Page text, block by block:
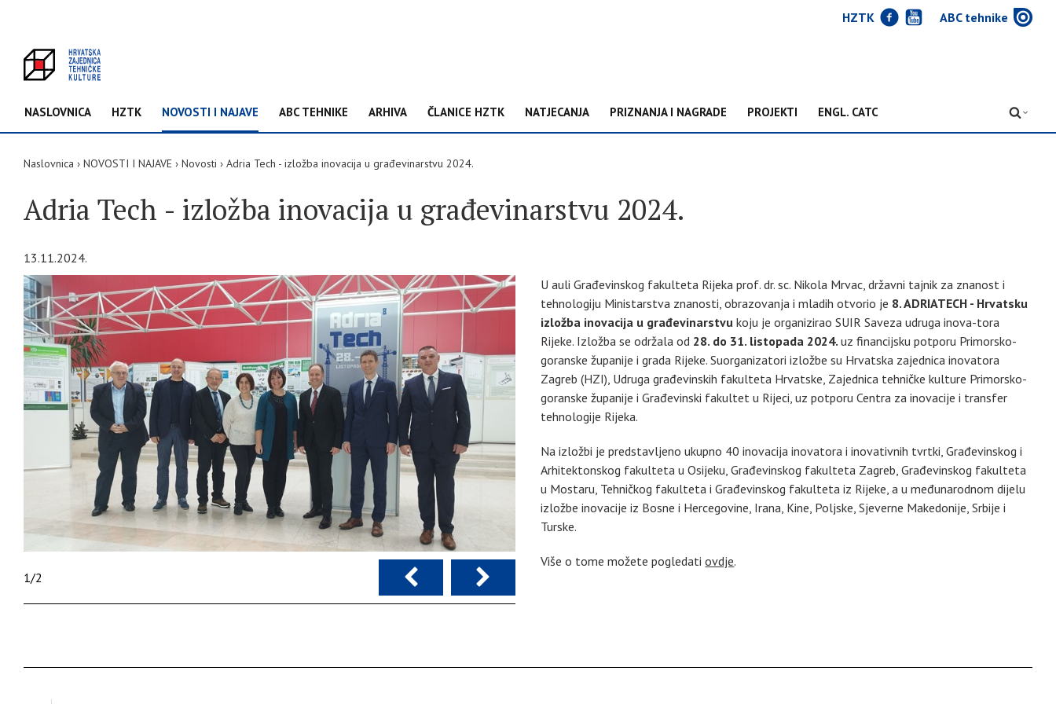
HZTK J Y ABC tehnike w
NASLOVNICA HZTK NOVOSTI I NAJAVE ABC TEHNIKE ARHIVA ČLANICE HZTK NATJECANJA PRIZNANJA I NAGRADE PROJEKTI ENGL. CATC D
Naslovnica NOVOSTI I NAJAVE Novosti Adria Tech - izložba inovacija u građevinarstvu 2024.
Adria Tech - izložba inovacija u građevinarstvu 2024.
13.11.2024.
1/2
U auli Građevinskog fakulteta Rijeka prof. dr. sc. Nikola Mrvac, državni tajnik za znanost i
tehnologiju Ministarstva znanosti, obrazovanja i mladih otvorio je 8. ADRIATECH - Hrvatsku
izložba inovacija u građevinarstvukoju je organizirao SUIR Saveza udruga inova-tora
Rijeke. Izložba se održala od 28. do 31. listopada 2024.uz financijsku potporu Primorsko-
goranske županije i grada Rijeke. Suorganizatori izložbe su Hrvatska zajednica inovatora
Zagreb (HZI), Udruga građevinskih fakulteta Hrvatske, Zajednica tehničke kulture Primorsko-
goranske županije i Građevinski fakultet u Rijeci, uz potporu Centra za inovacije i transfer
tehnologije Rijeka.
Na izložbi je predstavljeno ukupno 40 inovacija inovatora i inovativnih tvrtki, Građevinskog i
Arhitektonskog fakulteta u Osijeku, Građevinskog fakulteta Zagreb, Građevinskog fakulteta
u Mostaru, Tehničkog fakulteta i Građevinskog fakulteta iz Rijeke, a u međunarodnom dijelu
izložbe inovacije iz Bosne i Hercegovine, Irana, Kine, Poljske, Sjeverne Makedonije, Srbije i
Turske.
Više o tome možete pogledatiovdje.